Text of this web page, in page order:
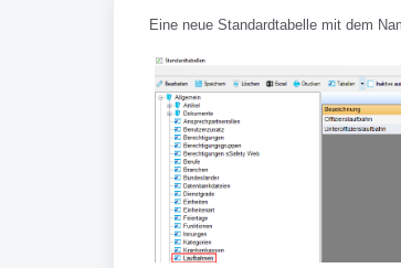
Eine neue Standardtabelle mit dem